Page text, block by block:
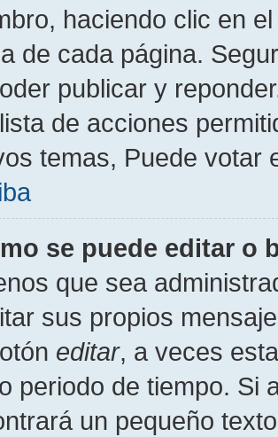
haciendo clic en
de cada página.
publicar y
de acciones
temas, Puede votar
se puede editar o
que sea
sus propios
editar, a veces
periodo de tiempo. Si
un pequeño